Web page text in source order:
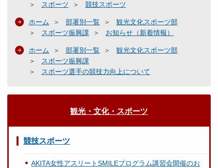
スポーツ
競技スポーツ
ホーム 部署別一覧
観光文化スポーツ部
スポーツ振興課
お知らせ（新着情報）
ホーム 部署別一覧
観光文化スポーツ部
スポーツ振興課
スポーツ選手の競技力向上について
観光・文化・スポーツ
競技スポーツ
AKITA女性アスリートSMILEプログラム講習会開催のお